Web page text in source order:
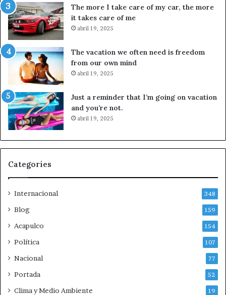
The more I take care of my car, the more
it takes care of me
abril 19, 2025
The vacation we often need is freedom
from our own mind
abril 19, 2025
Just a reminder that I’m going on vacation
and you’re not.
abril 19, 2025
Categories
Internacional 348
Blog 159
Acapulco 154
Política 107
Nacional 77
Portada 52
Clima y Medio Ambiente 19